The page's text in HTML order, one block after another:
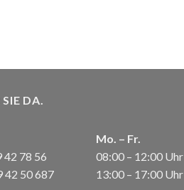
DA.
42 78 56
42 50 687
Mo. – Fr.
08:00 – 12:00 Uhr
13:00 – 17:00 Uhr